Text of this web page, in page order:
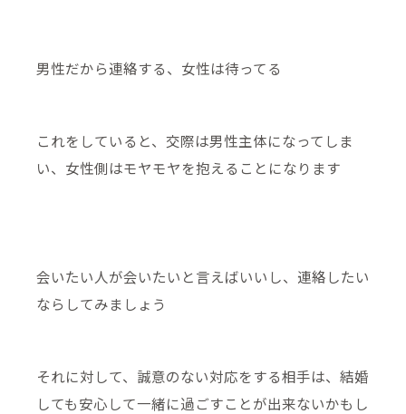
男性だから連絡する、女性は待ってる
これをしていると、交際は男性主体になってしま
い、女性側はモヤモヤを抱えることになります
会いたい人が会いたいと言えばいいし、連絡したい
ならしてみましょう
それに対して、誠意のない対応をする相手は、結婚
しても安心して一緒に過ごすことが出来ないかもし